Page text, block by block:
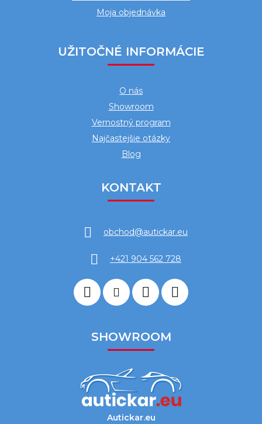
Moja objednávka
UŽITOČNÉ INFORMÁCIE
O nás
Showroom
Vernostný program
Najčastejšie otázky
Blog
KONTAKT
obchod@autickar.eu
+421 904 562 728
SHOWROOM
Autickar.eu